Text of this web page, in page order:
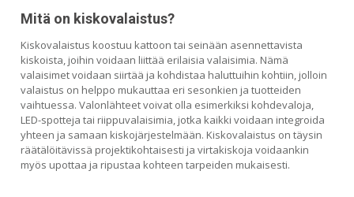
Mitä on kiskovalaistus?
Kiskovalaistus koostuu kattoon tai seinään asennettavista
kiskoista, joihin voidaan liittää erilaisia valaisimia. Nämä
valaisimet voidaan siirtää ja kohdistaa haluttuihin kohtiin, jolloin
valaistus on helppo mukauttaa eri sesonkien ja tuotteiden
vaihtuessa. Valonlähteet voivat olla esimerkiksi kohdevaloja,
LED-spotteja tai riippuvalaisimia, jotka kaikki voidaan integroida
yhteen ja samaan kiskojärjestelmään. Kiskovalaistus on täysin
räätälöitävissä projektikohtaisesti ja virtakiskoja voidaankin
myös upottaa ja ripustaa kohteen tarpeiden mukaisesti.